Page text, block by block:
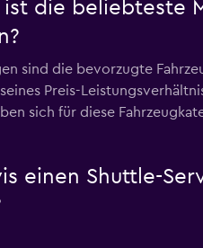
ist die beliebteste
sind die bevorzugte
seines Preis-
sich für diese
einen Shuttle-